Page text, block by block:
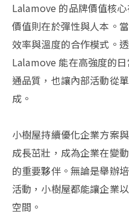
Lalamove 的品牌價值核
價值則在於彈性與人本。
效率與溫度的合作模式。
Lalamove 能在高強度的
通品質，也讓內部活動從
成。
小樹屋持續優化企業方案
成長茁壯，成為企業在變
的重要夥伴。無論是舉辦
活動，小樹屋都能讓企業
空間。